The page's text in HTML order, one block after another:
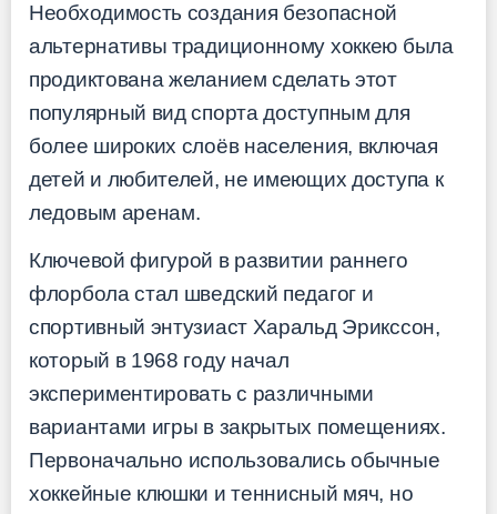
Необходимость создания безопасной
альтернативы традиционному хоккею была
продиктована желанием сделать этот
популярный вид спорта доступным для
более широких слоёв населения, включая
детей и любителей, не имеющих доступа к
ледовым аренам.
Ключевой фигурой в развитии раннего
флорбола стал шведский педагог и
спортивный энтузиаст Харальд Эрикссон,
который в 1968 году начал
экспериментировать с различными
вариантами игры в закрытых помещениях.
Первоначально использовались обычные
хоккейные клюшки и теннисный мяч, но